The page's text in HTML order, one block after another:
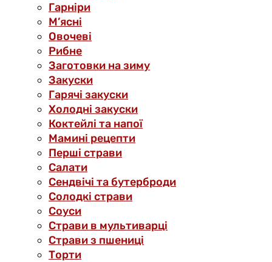
Гарніри
М’ясні
Овочеві
Рибне
Заготовки на зиму
Закуски
Гарячі закуски
Холодні закуски
Коктейлі та напої
Мамині рецепти
Перші страви
Салати
Сендвічі та бутерброди
Солодкі страви
Соуси
Страви в мультиварці
Страви з пшениці
Торти